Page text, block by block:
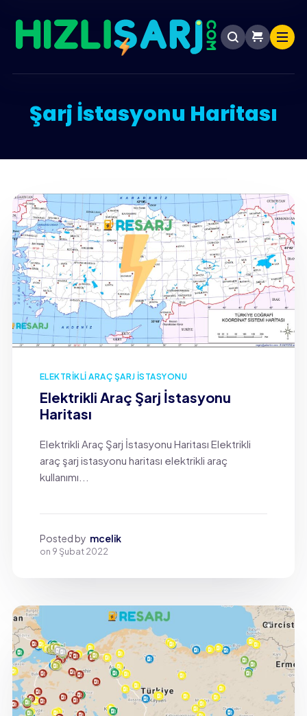
Şarj İstasyonu Haritası
ELEKTRIKLI ARAÇ ŞARJ İSTASYONU
Elektrikli Araç Şarj İstasyonu
Haritası
Elektrikli Araç Şarj İstasyonu Haritası Elektrikli
araç şarj istasyonu haritası elektrikli araç
kullanımı...
Posted by mcelik
on 9 Şubat 2022